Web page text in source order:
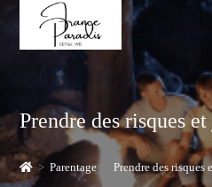
Prendre des risques
> Parentage Prendre des risques